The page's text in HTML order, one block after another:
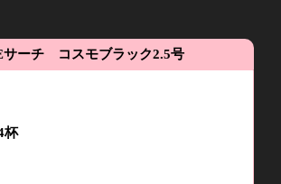
サーチ コスモブラック2.5号
杯